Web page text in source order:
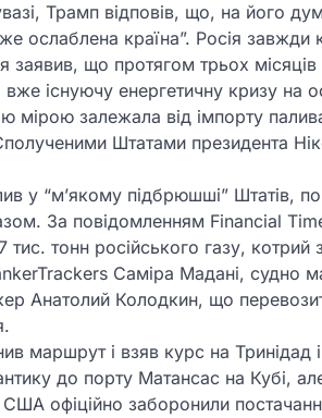
Трамп відповів, що, на його
ослаблена країна”. Росія
заявив, що протягом трьох
існуючу енергетичну кризу на
мірою залежала від імпорту
Штатами президента
у “м’якому підбрюшші” Штатів,
За повідомленням Financial
тонн російського газу,
Саміра Мадані, судно
Анатолий Колодкин, що
маршрут і взяв курс на
до порту Матансас на Кубі,
офіційно заборонили